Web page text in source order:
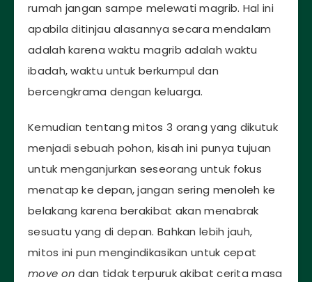
rumah jangan sampe melewati magrib. Hal ini
apabila ditinjau alasannya secara mendalam
adalah karena waktu magrib adalah waktu
ibadah, waktu untuk berkumpul dan
bercengkrama dengan keluarga.
Kemudian tentang mitos 3 orang yang dikutuk
menjadi sebuah pohon, kisah ini punya tujuan
untuk menganjurkan seseorang untuk fokus
menatap ke depan, jangan sering menoleh ke
belakang karena berakibat akan menabrak
sesuatu yang di depan. Bahkan lebih jauh,
mitos ini pun mengindikasikan untuk cepat
move on dan tidak terpuruk akibat cerita masa